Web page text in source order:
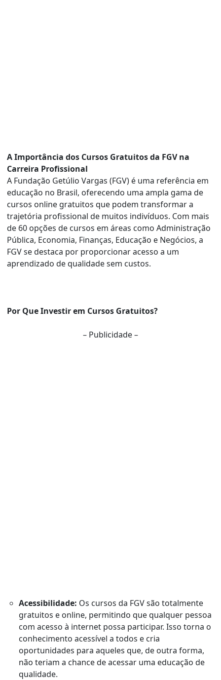
A Importância dos Cursos Gratuitos da FGV na
Carreira Profissional
A Fundação Getúlio Vargas (FGV) é uma referência em
educação no Brasil, oferecendo uma ampla gama de
cursos online gratuitos que podem transformar a
trajetória profissional de muitos indivíduos. Com mais
de 60 opções de cursos em áreas como Administração
Pública, Economia, Finanças, Educação e Negócios, a
FGV se destaca por proporcionar acesso a um
aprendizado de qualidade sem custos.
Por Que Investir em Cursos Gratuitos?
– Publicidade –
Acessibilidade: Os cursos da FGV são totalmente
gratuitos e online, permitindo que qualquer pessoa
com acesso à internet possa participar. Isso torna o
conhecimento acessível a todos e cria
oportunidades para aqueles que, de outra forma,
não teriam a chance de acessar uma educação de
qualidade.